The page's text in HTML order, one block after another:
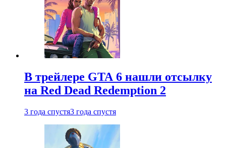
В трейлере GTA 6 нашли отсылку
на Red Dead Redemption 2
3 года спустя3 года спустя